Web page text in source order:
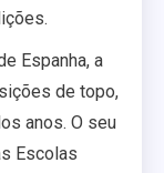
Espanha, a
de topo,
anos. O seu
Escolas